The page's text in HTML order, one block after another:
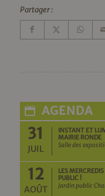
Partager :
AGENDA
31
JUIL
INSTANT ET
MAIRIE RONDE
Salle des
12
AOÛT
LES
PUBLIC !
Jardin public